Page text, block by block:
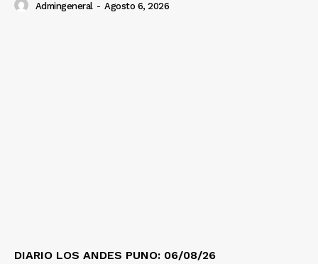
Admingeneral - Agosto 6, 2026
DIARIO LOS ANDES PUNO: 06/08/26